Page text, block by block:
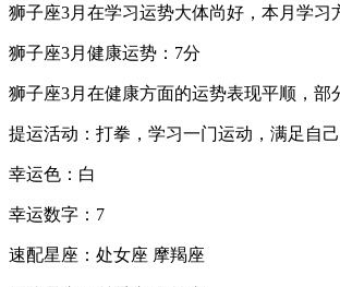
狮子座3月在学习运势大体尚好，本月学习
狮子座3月健康运势：7分
狮子座3月在健康方面的运势表现平顺，部
提运活动：打拳，学习一门运动，满足自
幸运色：白
幸运数字：7
速配星座：处女座 摩羯座